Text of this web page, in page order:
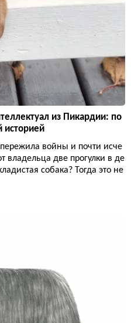
из Пикардии: по
историей
войны и почти исче
владельца две прогулки в де
собака? Тогда это не